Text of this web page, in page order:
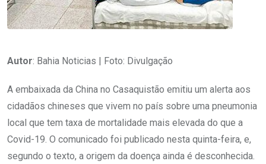
Autor: Bahia Noticias | Foto: Divulgação
A embaixada da China no Casaquistão emitiu um alerta aos
cidadãos chineses que vivem no país sobre uma pneumonia
local que tem taxa de mortalidade mais elevada do que a
Covid-19. O comunicado foi publicado nesta quinta-feira, e,
segundo o texto, a origem da doença ainda é desconhecida.